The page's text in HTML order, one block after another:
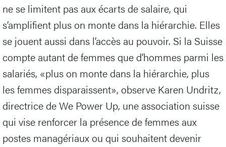
ne se limitent pas aux écarts de salaire, qui
s’amplifient plus on monte dans la hiérarchie. Elles
se jouent aussi dans l’accès au pouvoir. Si la Suisse
compte autant de femmes que d’hommes parmi les
salariés, «plus on monte dans la hiérarchie, plus
les femmes disparaissent», observe Karen Undritz,
directrice de We Power Up, une association suisse
qui vise renforcer la présence de femmes aux
postes managériaux ou qui souhaitent devenir